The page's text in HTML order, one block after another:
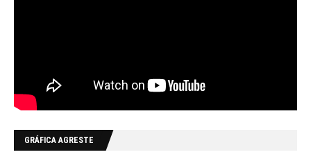
GRÁFICA AGRESTE